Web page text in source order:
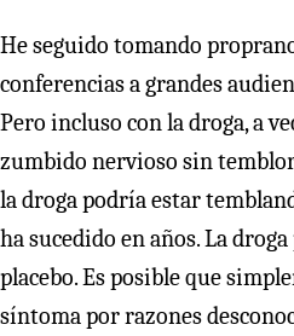
He seguido tomando
conferencias a grandes
Pero incluso con la droga, a
zumbido nervioso sin
la droga podría estar
ha sucedido en años. La
placebo. Es posible que
síntoma por razones